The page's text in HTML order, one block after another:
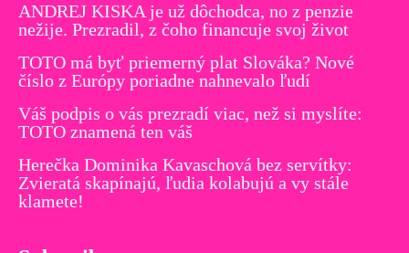
ANDREJ KISKA je už dôchodca, no z penzie
nežije. Prezradil, z čoho financuje svoj život
TOTO má byť priemerný plat Slováka? Nové
číslo z Európy poriadne nahnevalo ľudí
Váš podpis o vás prezradí viac, než si myslíte:
TOTO znamená ten váš
Herečka Dominika Kavaschová bez servítky:
Zvieratá skapínajú, ľudia kolabujú a vy stále
klamete!